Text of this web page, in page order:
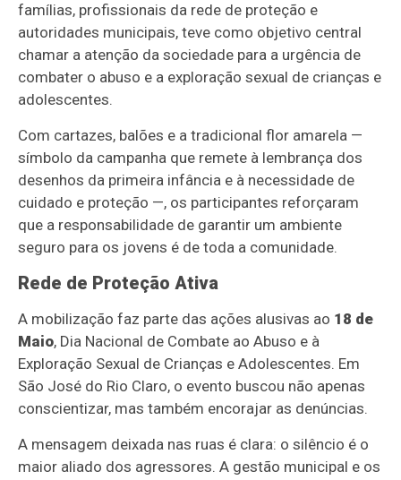
famílias, profissionais da rede de proteção e
autoridades municipais, teve como objetivo central
chamar a atenção da sociedade para a urgência de
combater o abuso e a exploração sexual de crianças e
adolescentes.
Com cartazes, balões e a tradicional flor amarela —
símbolo da campanha que remete à lembrança dos
desenhos da primeira infância e à necessidade de
cuidado e proteção —, os participantes reforçaram
que a responsabilidade de garantir um ambiente
seguro para os jovens é de toda a comunidade.
Rede de Proteção Ativa
A mobilização faz parte das ações alusivas ao 18 de
Maio, Dia Nacional de Combate ao Abuso e à
Exploração Sexual de Crianças e Adolescentes. Em
São José do Rio Claro, o evento buscou não apenas
conscientizar, mas também encorajar as denúncias.
A mensagem deixada nas ruas é clara: o silêncio é o
maior aliado dos agressores. A gestão municipal e os